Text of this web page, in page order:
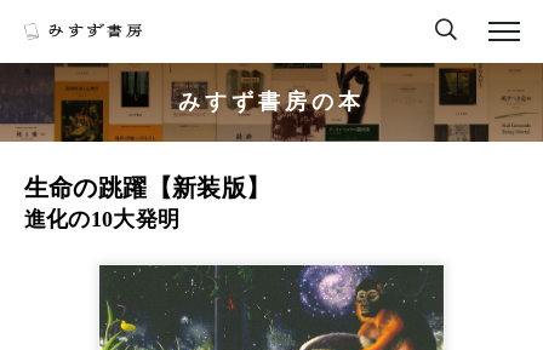
みすず書房の本
生命の跳躍【新装版】
進化の10大発明